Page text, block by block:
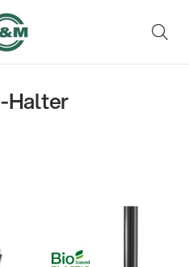
Halter